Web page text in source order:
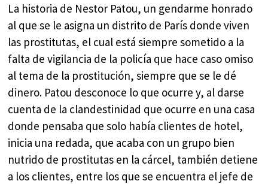
La historia de Nestor Patou, un gendarme honrado
al que se le asigna un distrito de París donde viven
las prostitutas, el cual está siempre sometido a la
falta de vigilancia de la policía que hace caso omiso
al tema de la prostitución, siempre que se le dé
dinero. Patou desconoce lo que ocurre y, al darse
cuenta de la clandestinidad que ocurre en una casa
donde pensaba que solo había clientes de hotel,
inicia una redada, que acaba con un grupo bien
nutrido de prostitutas en la cárcel, también detiene
a los clientes, entre los que se encuentra el jefe de